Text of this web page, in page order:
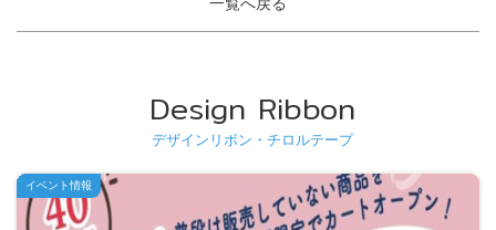
一覧へ戻る
Design Ribbon
デザインリボン・チロルテープ
イベント情報